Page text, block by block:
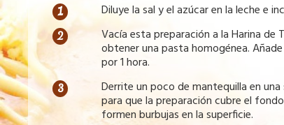
Diluye la sal y el azúcar en la leche e
Vacía esta preparación a la Harina
obtener una pasta homogénea.
por 1 hora.
Derrite un poco de mantequilla en
para que la preparación cubre el
formen burbujas en la superficie.